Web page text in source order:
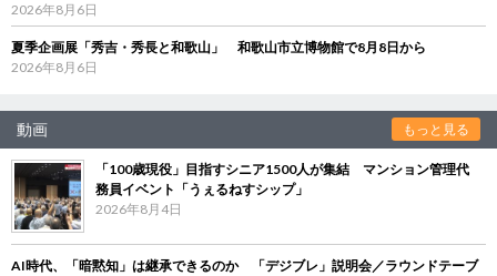
2026年8月6日
夏季企画展「秀吉・秀長と和歌山」 和歌山市立博物館で8月8日から
2026年8月6日
動画 もっと見る
「100歳現役」目指すシニア1500人が集結 マンション管理代
務員イベント「うぇるねすシップ」
2026年8月4日
AI時代、「暗黙知」は継承できるのか 「デジブレ」説明会／ラウンドテーブ